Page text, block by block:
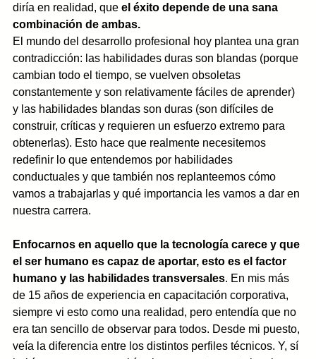
diría en realidad, que el éxito depende de una sana
combinación de ambas.
El mundo del desarrollo profesional hoy plantea una gran
contradicción: las habilidades duras son blandas (porque
cambian todo el tiempo, se vuelven obsoletas
constantemente y son relativamente fáciles de aprender)
y las habilidades blandas son duras (son difíciles de
construir, críticas y requieren un esfuerzo extremo para
obtenerlas). Esto hace que realmente necesitemos
redefinir lo que entendemos por habilidades
conductuales y que también nos replanteemos cómo
vamos a trabajarlas y qué importancia les vamos a dar en
nuestra carrera.
Enfocarnos en aquello que la tecnología carece y que
el ser humano es capaz de aportar, esto es el factor
humano y las habilidades transversales. En mis más
de 15 años de experiencia en capacitación corporativa,
siempre vi esto como una realidad, pero entendía que no
era tan sencillo de observar para todos. Desde mi puesto,
veía la diferencia entre los distintos perfiles técnicos. Y, sí